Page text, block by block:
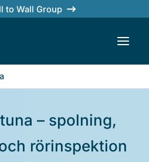
to Wall Group
– spolning,
rörinspektion